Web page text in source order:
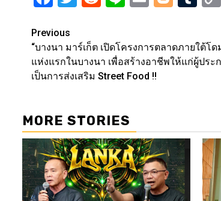
Post
navigation
Previous
“บางนา มาร์เก็ต เปิดโครงการตลาดภายใต้โ
แห่งแรกในบางนา เพื่อสร้างอาชีพให้แก่ผู้ประ
เป็นการส่งเสริม Street Food !!
MORE STORIES